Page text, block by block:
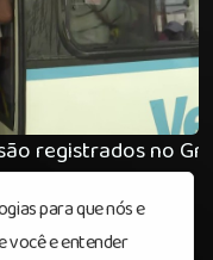
registrados no
para que nós e
você e entender